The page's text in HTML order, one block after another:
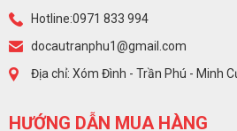
Hotline:0971 833 994
docautranphu1@gmail.com
Địa chỉ: Xóm Đình - Trần Phú - Minh
HƯỚNG DẪN MUA HÀNG